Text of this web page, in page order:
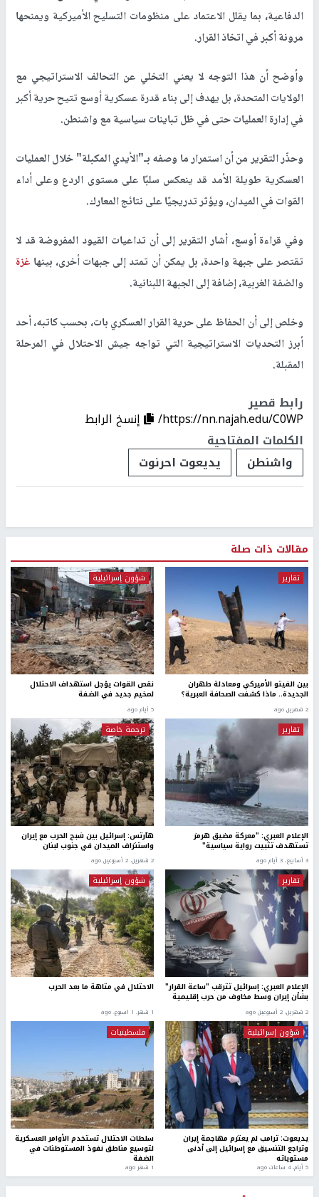
الدفاعية، بما يقلل الاعتماد على منظومات التسليح الأميركية ويمنحها
مرونة أكبر في اتخاذ القرار.
وأوضح أن هذا التوجه لا يعني التخلي عن التحالف الاستراتيجي مع
الولايات المتحدة، بل يهدف إلى بناء قدرة عسكرية أوسع تتيح حرية أكبر
في إدارة العمليات حتى في ظل تباينات سياسية مع واشنطن.
وحذّر التقرير من أن استمرار ما وصفه بـ"الأيدي المكبلة" خلال العمليات
العسكرية طويلة الأمد قد ينعكس سلبًا على مستوى الردع وعلى أداء
القوات في الميدان، ويؤثر تدريجيًا على نتائج المعارك.
وفي قراءة أوسع، أشار التقرير إلى أن تداعيات القيود المفروضة قد لا
تقتصر على جبهة واحدة، بل يمكن أن تمتد إلى جبهات أخرى، بينها غزة
والضفة الغربية، إضافة إلى الجبهة اللبنانية.
وخلص إلى أن الحفاظ على حرية القرار العسكري بات، بحسب كاتبه، أحد
أبرز التحديات الاستراتيجية التي تواجه جيش الاحتلال في المرحلة
المقبلة.
رابط قصير
https://nn.najah.edu/C0WP/
إنسخ الرابط
الكلمات المفتاحية
واشنطن
يديعوت احرنوت
مقالات ذات صلة
تقارير
بين الفيتو الأميركي ومعادلة طهران
الجديدة.. ماذا كشفت الصحافة العبرية؟
2 شهرين ago
شؤون إسرائيلية
نقص القوات يؤجل استهداف الاحتلال
لمخيم جديد في الضفة
5 أيام ago
تقارير
الإعلام العبري: "معركة مضيق هرمز
تستهدف تثبيت رواية سياسية"
3 أسابيع، 3 أيام ago
ترجمة خاصة
هآرتس: إسرائيل بين شبح الحرب مع إيران
واستنزاف الميدان في جنوب لبنان
2 شهرين، 2 أسبوعين ago
تقارير
الإعلام العبري: إسرائيل تترقب "ساعة القرار"
بشأن إيران وسط مخاوف من حرب إقليمية
2 شهرين، 2 أسبوعين ago
شؤون إسرائيلية
الاحتلال في متاهة ما بعد الحرب
1 شهر، 1 اسبوع. ago
شؤون إسرائيلية
يديعوت: ترامب لم يعتزم مهاجمة إيران
وتراجع التنسيق مع إسرائيل إلى أدنى
مستوياته
5 أيام، 4 ساعات ago
فلسطينيات
سلطات الاحتلال تستخدم الأوامر العسكرية
لتوسيع مناطق نفوذ المستوطنات في
الضفة
1 شهر ago